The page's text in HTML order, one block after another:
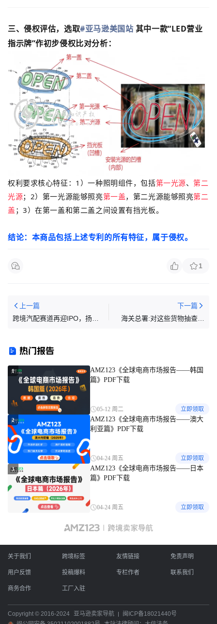
三、侵权评估，选取#亚马逊美国站 其中一款“LED营业
指示牌”作初步侵权比对分析：
权利要求核心特征： 1 ）一种照明组件，包括第一光源、 第二
光源； 2）第一光源能够照亮第一盖，第二光源能够照亮第二
盖 ；3）在第一盖和第二盖之间设置有挡光板。
结论：本商品包括上述专利的所有特征，属于侵权。
1
上一篇
跨境汽配赛道再迎IPO，扬腾
下一篇
海关总署:对这些货物抽查检
热门报告
1
AMZ123《全球电商市场报告——韩国
篇》PDF下载
05-12 周二 立即领取
2
AMZ123《全球电商市场报告——澳大
利亚篇》PDF下载
04-24 周五 立即领取
3
AMZ123《全球电商市场报告——日本
篇》PDF下载
04-24 周五 立即领取
关于我们 跨境标签 友情链接 免责声明
用户反馈 投稿爆料 专栏作者 联系我们
商务合作 工厂入驻
Copyright © 2016-2024 亚马逊卖家导航
闽ICP备18021440号